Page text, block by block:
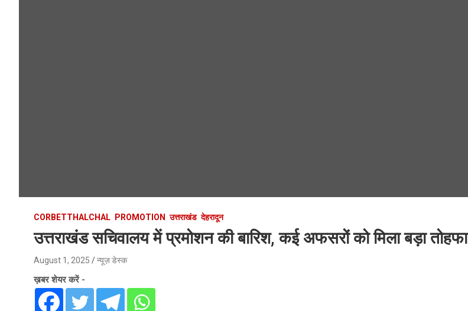
CORBETTHALCHAL PROMOTION उत्तराखंड देहरादून
उत्तराखंड सचिवालय में प्रमोशन की बारिश, कई अफसरों को मिला बड़ा तोहफा
August 1, 2025 न्यूज़ डेस्क
ख़बर शेयर करें -